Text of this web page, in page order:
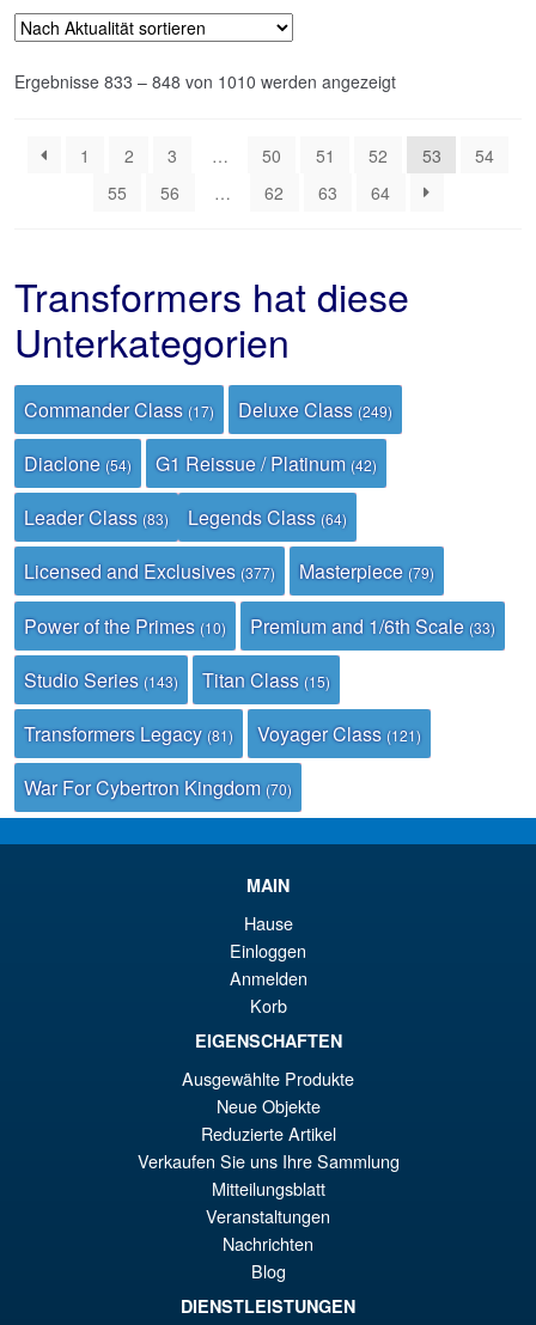
Ergebnisse 833 – 848 von 1010 werden angezeigtNach
sortiert
1
2 3 … 50 51 52 53
54
55
56 … 62 63 64
Transformers hat diese
Unterkategorien
Commander Class (17) Deluxe Class(249)
Diaclone (54) G1 Reissue / Platinum(42)
Leader Class (83) Legends Class (64)
Licensed and Exclusives (377) Masterpiece(79)
Power of the Primes (10) Premium and 1/6th Scale(33)
Studio Series (143) Titan Class(15)
Transformers Legacy (81) Voyager Class(121)
War For Cybertron Kingdom (70)
MAIN
Hause
Einloggen
Anmelden
Korb
EIGENSCHAFTEN
Ausgewählte Produkte
Neue Objekte
Reduzierte Artikel
Verkaufen Sie uns Ihre Sammlung
Mitteilungsblatt
Veranstaltungen
Nachrichten
Blog
DIENSTLEISTUNGEN